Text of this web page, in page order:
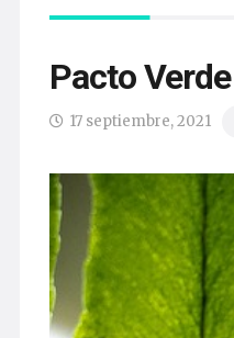
Pacto
17 septiembre, 2021